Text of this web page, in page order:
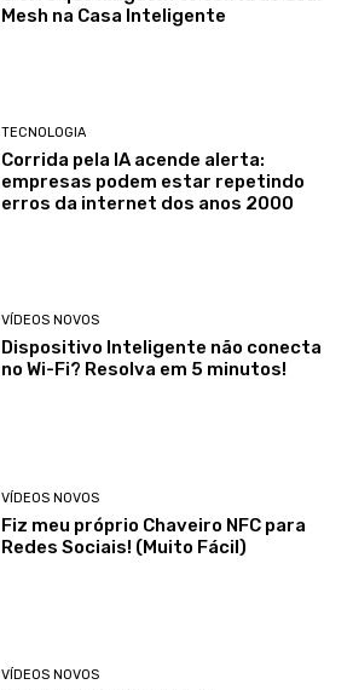
Mesh na Casa Inteligente
TECNOLOGIA
Corrida pela IA acende alerta:
empresas podem estar repetindo
erros da internet dos anos 2000
VÍDEOS NOVOS
Dispositivo Inteligente não conecta
no Wi-Fi? Resolva em 5 minutos!
VÍDEOS NOVOS
Fiz meu próprio Chaveiro NFC para
Redes Sociais! (Muito Fácil)
VÍDEOS NOVOS